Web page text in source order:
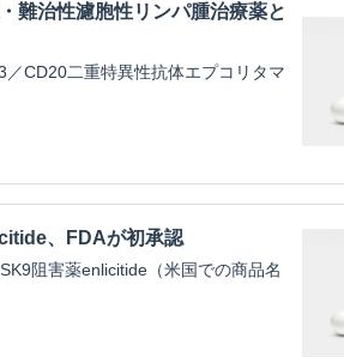
難治性濾胞性リンパ腫治療薬と
CD20二重特異性抗体エプコリタマ
、FDAが初承認
阻害薬enlicitide（米国での商品名